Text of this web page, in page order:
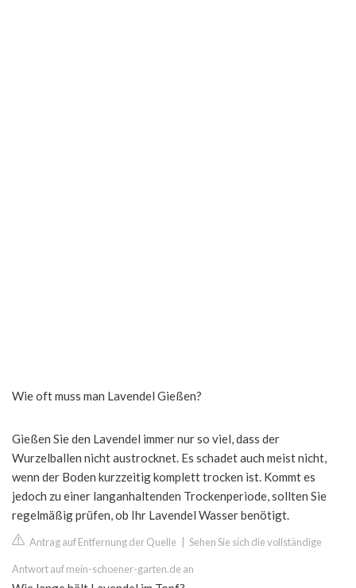
Wie oft muss man Lavendel Gießen?
Gießen Sie den Lavendel immer nur so viel, dass der
Wurzelballen nicht austrocknet. Es schadet auch meist nicht,
wenn der Boden kurzzeitig komplett trocken ist. Kommt es
jedoch zu einer langanhaltenden Trockenperiode, sollten Sie
regelmäßig prüfen, ob Ihr Lavendel Wasser benötigt.
Antrag auf Entfernung der Quelle Sehen Sie sich die vollständige
Antwort auf mein-schoener-garten.de an